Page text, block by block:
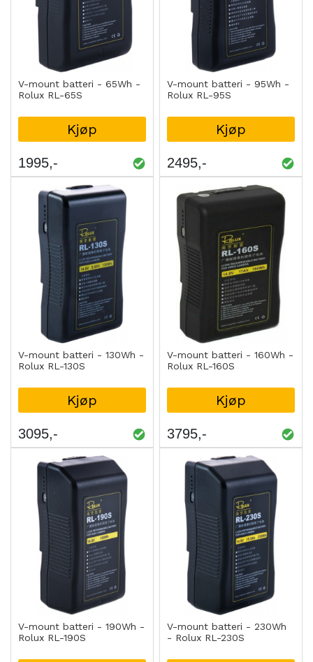
V-mount batteri - 65Wh -
Rolux RL-65S
Kjøp
1995
V-mount batteri - 95Wh -
Rolux RL-95S
Kjøp
2495
V-mount batteri - 130Wh -
Rolux RL-130S
Kjøp
3095
V-mount batteri - 160Wh -
Rolux RL-160S
Kjøp
3795
V-mount batteri - 190Wh -
Rolux RL-190S
V-mount batteri - 230Wh
- Rolux RL-230S